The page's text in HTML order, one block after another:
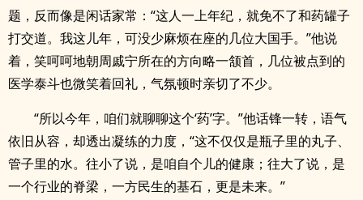
题，反而像是闲话家常：“这人一上年纪，就免不了和药罐子
打交道。我这儿年，可没少麻烦在座的几位大国手。”他说
着，笑呵呵地朝周戚宁所在的方向略一颔首，几位被点到的
医学泰斗也微笑着回礼，气氛顿时亲切了不少。
“所以今年，咱们就聊聊这个‘药’字。”他话锋一转，语气
依旧从容，却透出凝练的力度，“这不仅仅是瓶子里的丸子、
管子里的水。往小了说，是咱自个儿的健康；往大了说，是
一个行业的脊梁，一方民生的基石，更是未来。”